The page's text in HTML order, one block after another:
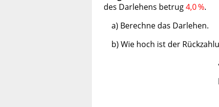
des Darlehens betrug4,0%.
a) Berechne das Darlehen.
b) Wie hoch ist der